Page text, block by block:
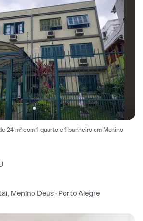
24 m² com 1 quarto e 1 banheiro em Menino
Menino Deus · Porto Alegre